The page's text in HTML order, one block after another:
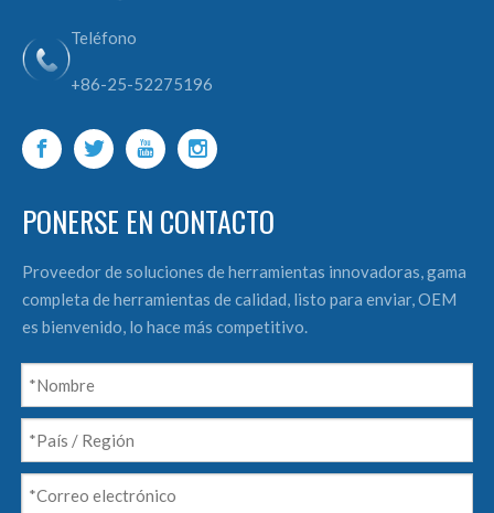
Teléfono
+86-25-52275196
PONERSE EN CONTACTO
Proveedor de soluciones de herramientas innovadoras, gama
completa de herramientas de calidad, listo para enviar, OEM
es bienvenido, lo hace más competitivo.